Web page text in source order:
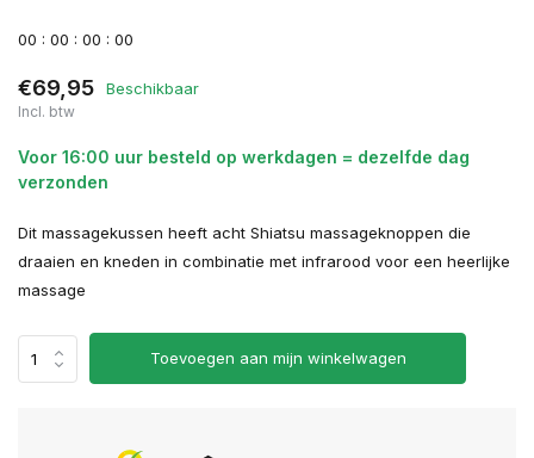
00 : 00 : 00 : 00
€69,95 Beschikbaar
Incl. btw
Voor 16:00 uur besteld op werkdagen = dezelfde dag
verzonden
Dit massagekussen heeft acht Shiatsu massageknoppen die
draaien en kneden in combinatie met infrarood voor een heerlijke
massage
Toevoegen aan mijn winkelwagen